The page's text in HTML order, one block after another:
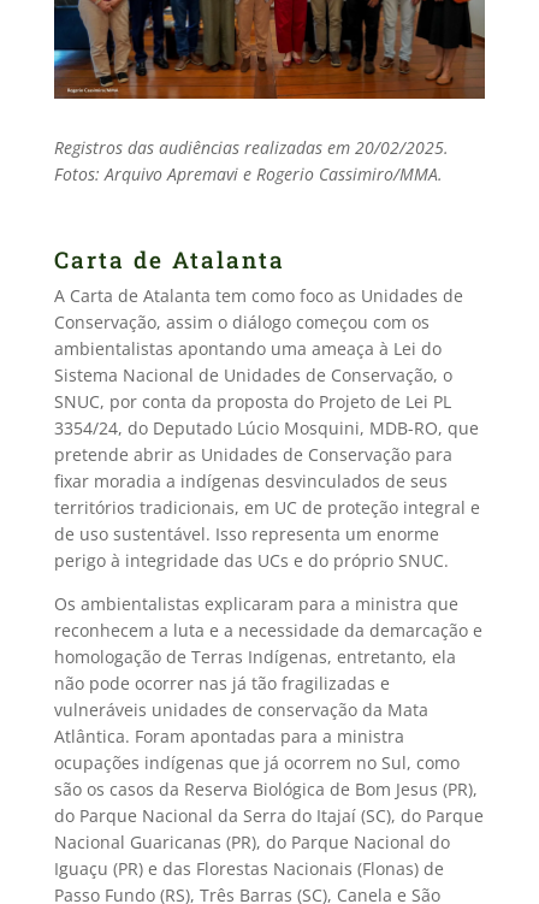
Registros das audiências realizadas em 20/02/2025.
Fotos: Arquivo Apremavi e Rogerio Cassimiro/MMA.
Carta de Atalanta
A Carta de Atalanta tem como foco as Unidades de
Conservação, assim o diálogo começou com os
ambientalistas apontando uma ameaça à Lei do
Sistema Nacional de Unidades de Conservação, o
SNUC, por conta da proposta do Projeto de Lei PL
3354/24, do Deputado Lúcio Mosquini, MDB-RO, que
pretende abrir as Unidades de Conservação para
fixar moradia a indígenas desvinculados de seus
territórios tradicionais, em UC de proteção integral e
de uso sustentável. Isso representa um enorme
perigo à integridade das UCs e do próprio SNUC.
Os ambientalistas explicaram para a ministra que
reconhecem a luta e a necessidade da demarcação e
homologação de Terras Indígenas, entretanto, ela
não pode ocorrer nas já tão fragilizadas e
vulneráveis unidades de conservação da Mata
Atlântica. Foram apontadas para a ministra
ocupações indígenas que já ocorrem no Sul, como
são os casos da Reserva Biológica de Bom Jesus (PR),
do Parque Nacional da Serra do Itajaí (SC), do Parque
Nacional Guaricanas (PR), do Parque Nacional do
Iguaçu (PR) e das Florestas Nacionais (Flonas) de
Passo Fundo (RS), Três Barras (SC), Canela e São